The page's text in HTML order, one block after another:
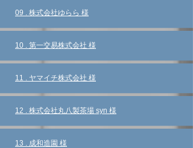
​09 . 株式会社ゆらら 様
​10 . 第一交易株式会社 様
​11 . ヤマイチ株式会社 様
​12 . 株式会社丸八製茶場 syn 様
​13 . 成和造園 様